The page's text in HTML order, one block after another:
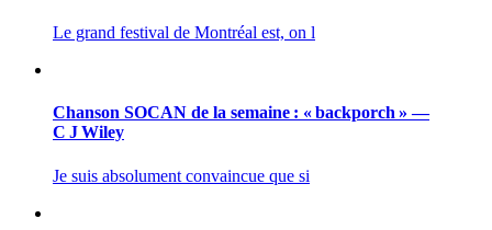
Le grand festival de Montréal est, on l
Chanson SOCAN de la semaine : « backporch » —
C J Wiley
Je suis absolument convaincue que si